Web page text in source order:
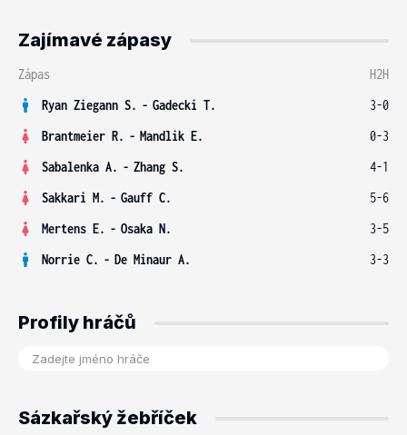
Zajímavé zápasy
Zápas
H2H
Ryan Ziegann S. - Gadecki T.
3-0
Brantmeier R. - Mandlik E.
0-3
Sabalenka A. - Zhang S.
4-1
Sakkari M. - Gauff C.
5-6
Mertens E. - Osaka N.
3-5
Norrie C. - De Minaur A. 3-3
Profily hráčů
Sázkařský žebříček